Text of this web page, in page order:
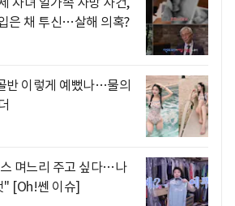
은 채 투신…살해 의혹?
반 이렇게 예뻤나…물의
며느리 주고 싶다…나
" [Oh!쎈 이슈]